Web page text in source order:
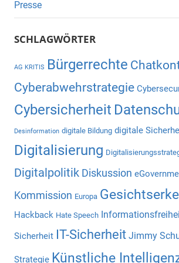
Presse
SCHLAGWÖRTER
AG KRITIS Bürgerrechte
Cyberabwehrstrategie
Cybersicherheit
Desinformation digitale Bildung digitale
Digitalisierung
Digitalpolitik Diskussion
Kommission Europa
Hackback Hate Speech
Sicherheit IT-Sicherheit Jimmy
Strategie Künstliche